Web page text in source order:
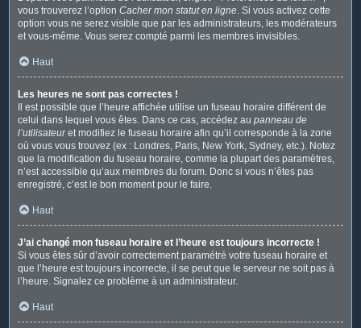
vous trouverez l’option Cacher mon statut en ligne. Si vous activez cette
option vous ne serez visible que par les administrateurs, les modérateurs
et vous-même. Vous serez compté parmi les membres invisibles.
Haut
Les heures ne sont pas correctes !
Il est possible que l’heure affichée utilise un fuseau horaire différent de
celui dans lequel vous êtes. Dans ce cas, accédez au panneau de
l’utilisateuret modifiez le fuseau horaire afin qu’il corresponde à la zone
où vous vous trouvez (ex : Londres, Paris, New York, Sydney, etc.). Notez
que la modification du fuseau horaire, comme la plupart des paramètres,
n’est accessible qu’aux membres du forum. Donc si vous n’êtes pas
enregistré, c’est le bon moment pour le faire.
Haut
J’ai changé mon fuseau horaire et l’heure est toujours incorrecte !
Si vous êtes sûr d’avoir correctement paramétré votre fuseau horaire et
que l’heure est toujours incorrecte, il se peut que le serveur ne soit pas à
l’heure. Signalez ce problème à un administrateur.
Haut